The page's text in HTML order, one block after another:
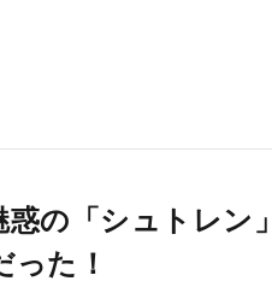
惑の「シュトレン
った！